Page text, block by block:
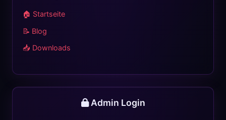
🏠 Startseite
📝 Blog
📥 Downloads
Admin Login